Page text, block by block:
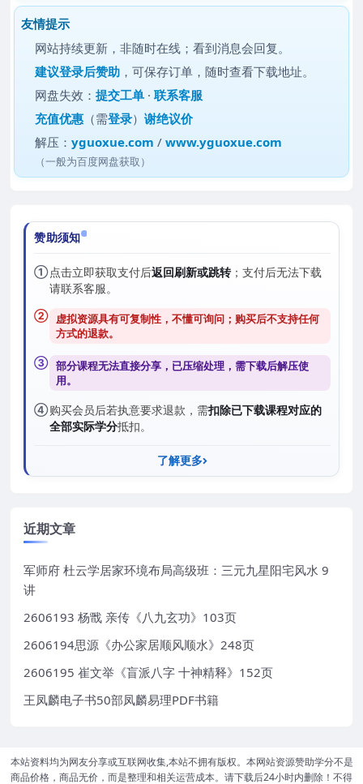
友情提示
网站持续更新，非随时在线；看到消息会回复。
建议登录后赞助 ，可保存订单，随时查看下载地址。
网盘失效：提交工单 ·联系客服
充值优惠 （需登录）谢绝议价
解压：yguoxue.com /www.yguoxue.com
（一般为百度网盘获取）
赞助须知
① 点击立即获取支付后返回刷新或跳转；支付后无法下载
请联系客服。
② 虚拟资源具有可复制性，不懂可询问；购买后不支持任何
方式的退款。
③ 部分课程无法直接分享，已压缩处理，需下载后解压使
用。
④购买会员后若执意要求退款，需扣除已下载课程对应的
全部实际学分抵扣。
了解更多
近期文章
军师府 杜云学居家环境布局高级班：三元九星阳宅风水 9
讲
2606193 杨戬 亲传《八九玄功》103页
2606194思源《办公家居顺风顺水》248页
2606195 崔文举《盲派八字 十神精释》152页
王凤麟电子书50部凤麟易理PDF书籍
本站资料均为网友分享或互联网收集,本站不拥有版权。本网站资源赞助学分不是
商品价格，商品无价，而是整理和相关运营成本。请下载后24小时内删除！不得